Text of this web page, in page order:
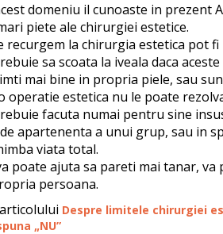
domeniu il cunoaste in prezent
piete ale chirurgiei estetice.
recurgem la chirurgia estetica pot
sa scoata la iveala daca
mai bine in propria piele, sau
operatie estetica nu le poate
facuta numai pentru sine
apartenenta a unui grup, sau in
viata total.
poate ajuta sa pareti mai tanar,
persoana.
Despre limitele chirurgiei
„NU”